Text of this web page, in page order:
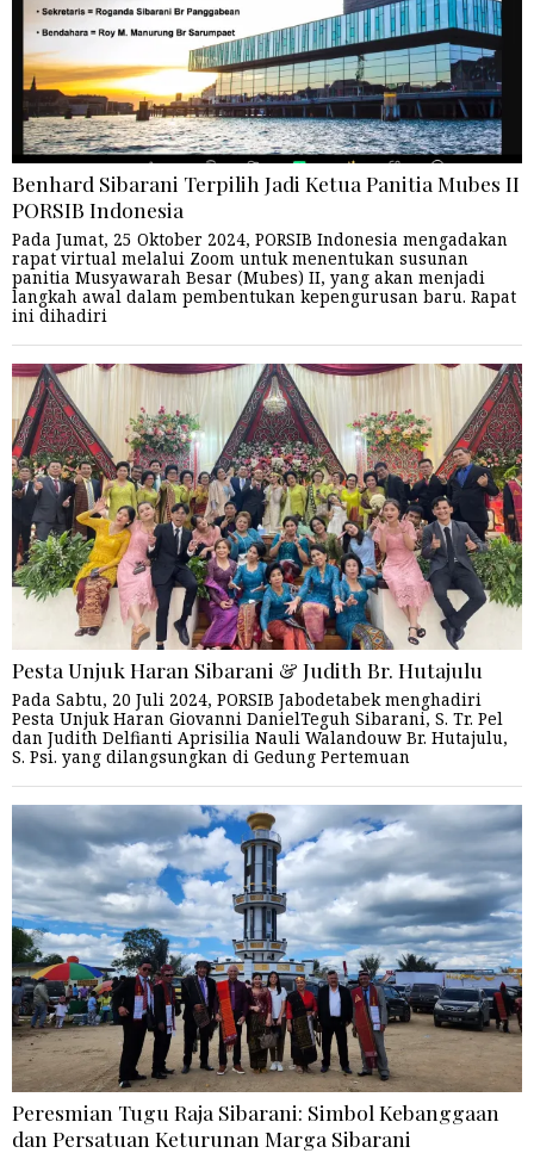
Benhard Sibarani Terpilih Jadi Ketua Panitia Mubes II
PORSIB Indonesia
Pada Jumat, 25 Oktober 2024, PORSIB Indonesia mengadakan
rapat virtual melalui Zoom untuk menentukan susunan
panitia Musyawarah Besar (Mubes) II, yang akan menjadi
langkah awal dalam pembentukan kepengurusan baru. Rapat
ini dihadiri
Pesta Unjuk Haran Sibarani & Judith Br. Hutajulu
Pada Sabtu, 20 Juli 2024, PORSIB Jabodetabek menghadiri
Pesta Unjuk Haran Giovanni DanielTeguh Sibarani, S. Tr. Pel
dan Judith Delfianti Aprisilia Nauli Walandouw Br. Hutajulu,
S. Psi. yang dilangsungkan di Gedung Pertemuan
Peresmian Tugu Raja Sibarani: Simbol Kebanggaan
dan Persatuan Keturunan Marga Sibarani